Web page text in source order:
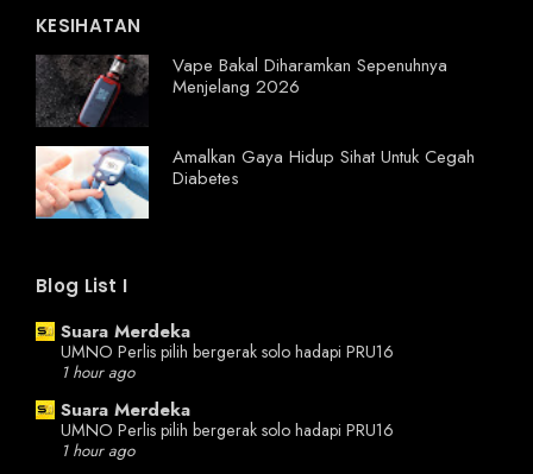
KESIHATAN
Vape Bakal Diharamkan Sepenuhnya
Menjelang 2026
Amalkan Gaya Hidup Sihat Untuk Cegah
Diabetes
Blog List I
Suara Merdeka
UMNO Perlis pilih bergerak solo hadapi PRU16
1 hour ago
Suara Merdeka
UMNO Perlis pilih bergerak solo hadapi PRU16
1 hour ago